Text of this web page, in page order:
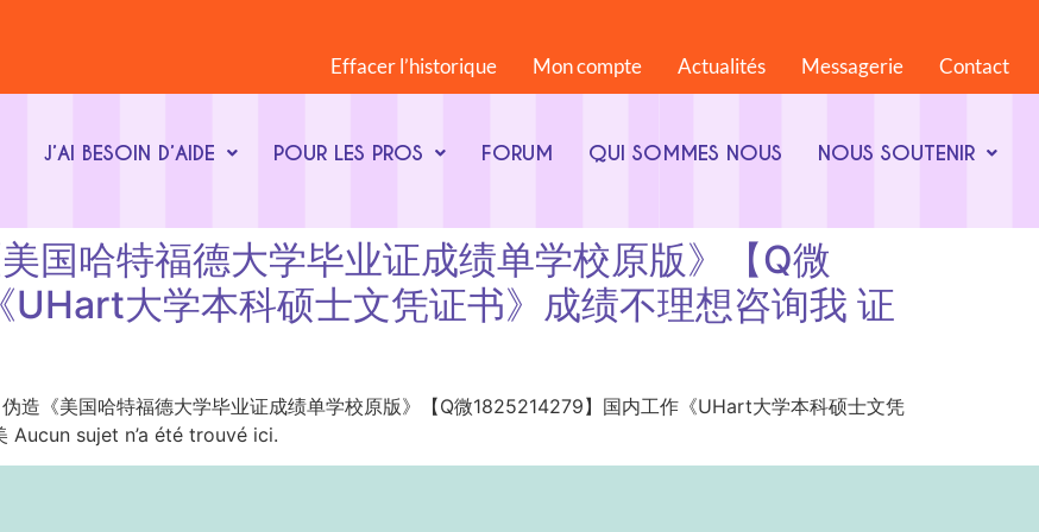
Effacer l’historique Mon compte Actualités Messagerie Contact
J’AI BESOIN D’AIDE POUR LES PROS FORUM QUI SOMMES NOUS NOUS SOUTENIR
国哈特福德大学毕业证成绩单学校原版》【Q微
大学本科硕士文凭证书》成绩不理想咨询我 证
《美国哈特福德大学毕业证成绩单学校原版》【Q微1825214279】国内工作《UHart大学本科硕士文凭
Aucun sujet n’a été trouvé ici.